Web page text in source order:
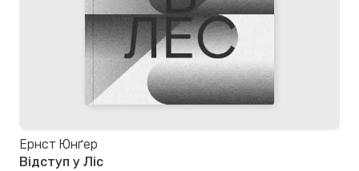
Ернст Юнґер
Відступ у Ліс